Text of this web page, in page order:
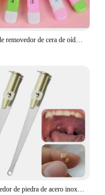
Juego de removedor de cera de oído con luz LED, irrigador de acero inoxidable, jeringa, herramienta de cuidado de limpieza, nueva amoladora, herramientas de piedra aleatorias, 1 Juego
Removedor de piedra de acero inoxidable con luz LED, herramienta para el cuidado de la limpieza de la boca, 1 piezas